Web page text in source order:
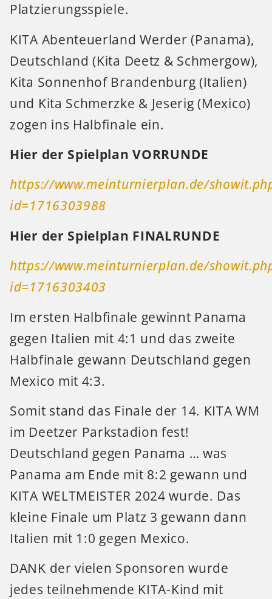
Platzierungsspiele.
KITA Abenteuerland Werder (Panama),
Deutschland (Kita Deetz & Schmergow),
Kita Sonnenhof Brandenburg (Italien)
und Kita Schmerzke & Jeserig (Mexico)
zogen ins Halbfinale ein.
Hier der Spielplan VORRUNDE
https://www.meinturnierplan.de/
id=1716303988
Hier der Spielplan FINALRUNDE
https://www.meinturnierplan.de/
id=1716303403
Im ersten Halbfinale gewinnt Panama
gegen Italien mit 4:1 und das zweite
Halbfinale gewann Deutschland gegen
Mexico mit 4:3.
Somit stand das Finale der 14. KITA WM
im Deetzer Parkstadion fest!
Deutschland gegen Panama … was
Panama am Ende mit 8:2 gewann und
KITA WELTMEISTER 2024 wurde. Das
kleine Finale um Platz 3 gewann dann
Italien mit 1:0 gegen Mexico.
DANK der vielen Sponsoren wurde
jedes teilnehmende KITA-Kind mit